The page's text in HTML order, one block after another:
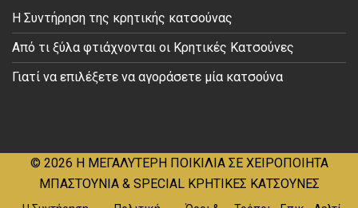
Η Συντήρηση της κρητικής κατσούνας
Από τι ξύλα φτιάχνονται οι Κρητικές Κατσούνες
Γιατί να επιλέξετε να αγοράσετε μία κατσούνα
© 2026 Η ΜΕΓΑΛΥΤΕΡΗ ΠΟΙΚΙΛΙΑ ΣΕ ΧΕΙΡΟΠΟΙΗΤΑ
ΜΠΑΣΤΟΥΝΙΑ & SPECIAL ΚΡΗΤΙΚΕΣ ΚΑΤΣΟΥΝΕΣ